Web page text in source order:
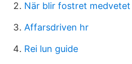
När blir fostret medvetet
Affarsdriven hr
Rei lun guide